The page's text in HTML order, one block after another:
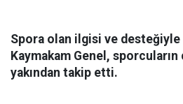
Spora olan ilgisi ve
Kaymakam Genel, sporcuların
yakından takip etti.